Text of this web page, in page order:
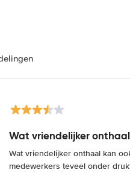
Wat vriendelijker
Wat vriendelijker onthaal kan
medewerkers teveel onder